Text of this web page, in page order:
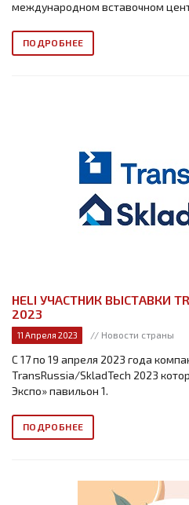
международном вставочном
ПОДРОБНЕЕ
HELI УЧАСТНИК ВЫСТАВКИ
2023
11 Апреля 2023 // Новости страны
С 17 по 19 апреля 2023 года
TransRussia/SkladTech 2023
Экспо» павильон 1.
ПОДРОБНЕЕ